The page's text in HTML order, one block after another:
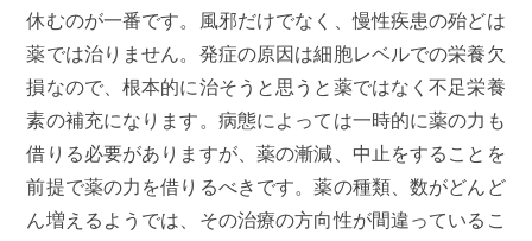
休むのが一番です。風邪だけでなく、慢性疾患の殆どは
薬では治りません。発症の原因は細胞レベルでの栄養欠
損なので、根本的に治そうと思うと薬ではなく不足栄養
素の補充になります。病態によっては一時的に薬の力も
借りる必要がありますが、薬の漸減、中止をすることを
前提で薬の力を借りるべきです。薬の種類、数がどんど
ん増えるようでは、その治療の方向性が間違っているこ